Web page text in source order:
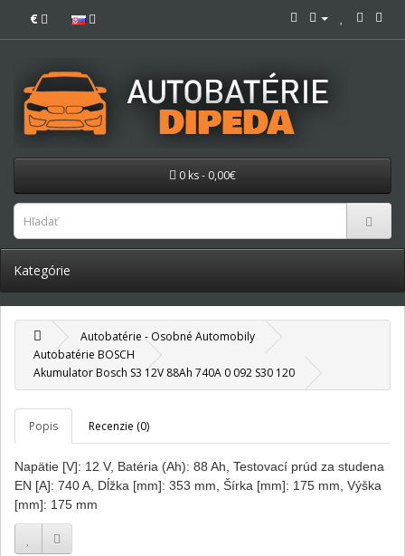
€
0 ks - 0,00€
Kategórie
Autobatérie - Osobné Automobily
Autobatérie BOSCH
Akumulator Bosch S3 12V 88Ah 740A 0 092 S30 120
Popis Recenzie (0)
Napätie [V]: 12 V, Batéria (Ah): 88 Ah, Testovací prúd za studena
EN [A]: 740 A, Dĺžka [mm]: 353 mm, Šírka [mm]: 175 mm, Výška
[mm]: 175 mm